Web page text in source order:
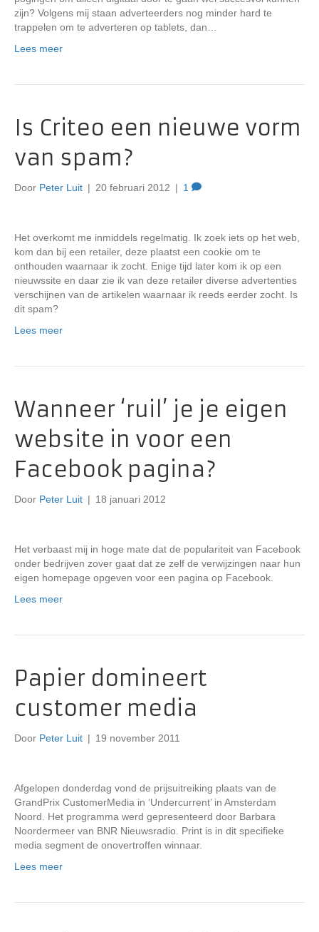
zijn? Volgens mij staan adverteerders nog minder hard te
trappelen om te adverteren op tablets, dan…
Lees meer
Is Criteo een nieuwe vorm
van spam?
Door Peter Luit | 20 februari 2012 | 1
Het overkomt me inmiddels regelmatig. Ik zoek iets op het web,
kom dan bij een retailer, deze plaatst een cookie om te
onthouden waarnaar ik zocht. Enige tijd later kom ik op een
nieuwssite en daar zie ik van deze retailer diverse advertenties
verschijnen van de artikelen waarnaar ik reeds eerder zocht. Is
dit spam?
Lees meer
Wanneer ‘ruil’ je je eigen
website in voor een
Facebook pagina?
Door Peter Luit | 18 januari 2012
Het verbaast mij in hoge mate dat de populariteit van Facebook
onder bedrijven zover gaat dat ze zelf de verwijzingen naar hun
eigen homepage opgeven voor een pagina op Facebook.
Lees meer
Papier domineert
customer media
Door Peter Luit | 19 november 2011
Afgelopen donderdag vond de prijsuitreiking plaats van de
GrandPrix CustomerMedia in ‘Undercurrent’ in Amsterdam
Noord. Het programma werd gepresenteerd door Barbara
Noordermeer van BNR Nieuwsradio. Print is in dit specifieke
media segment de onovertroffen winnaar.
Lees meer